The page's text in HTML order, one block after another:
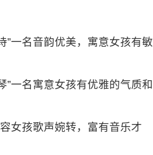
”一名音韵优美，寓意女孩有敏
”一名寓意女孩有优雅的气质和
女孩歌声婉转，富有音乐才